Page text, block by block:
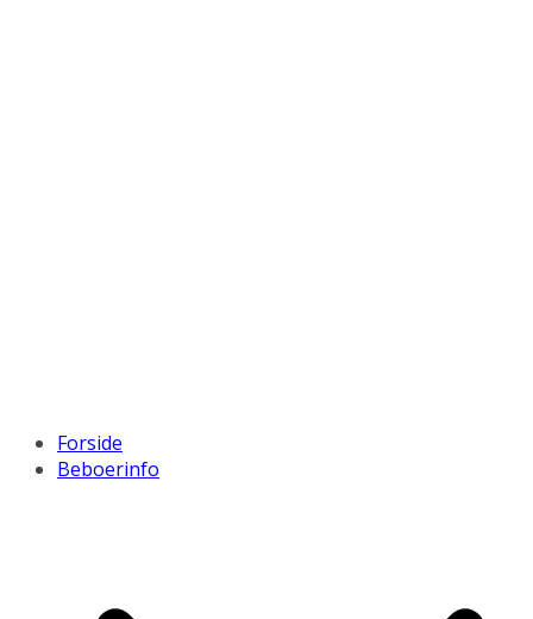
Forside
Beboerinfo